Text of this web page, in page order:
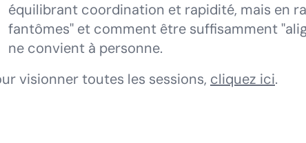
équilibrant coordination et rapidité, mais en
fantômes" et comment être suffisamment
ne convient à personne.
visionner toutes les sessions, cliquez ici.